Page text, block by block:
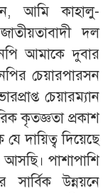
আমি কাহালু-
দল
আমাকে দুবার
চেয়ারপারসন
চেয়ারম্যান
কৃতজ্ঞতা প্রকাশ
দায়িত্ব দিয়েছে
পাশাপাশি
উন্নয়নে